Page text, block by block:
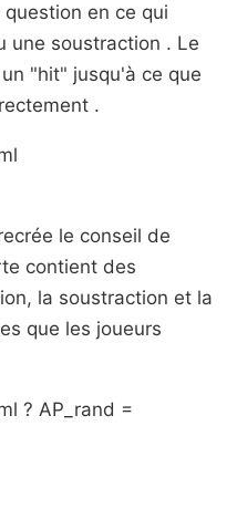
en ce qui
une soustraction . Le
"hit" jusqu'à ce que
.
le conseil de
contient des
la soustraction et la
que les joueurs
? AP_rand =